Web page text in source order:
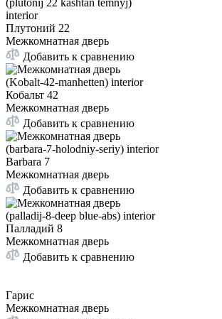
Плутоний 22
Межкомнатная дверь
Добавить к сравнению
Кобальт 42
Межкомнатная дверь
Добавить к сравнению
Barbara 7
Межкомнатная дверь
Добавить к сравнению
Палладий 8
Межкомнатная дверь
Добавить к сравнению
Гарис
Межкомнатная дверь